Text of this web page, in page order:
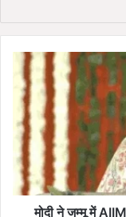
दी
म्मू
A
I
मोदी ने जम्मू में